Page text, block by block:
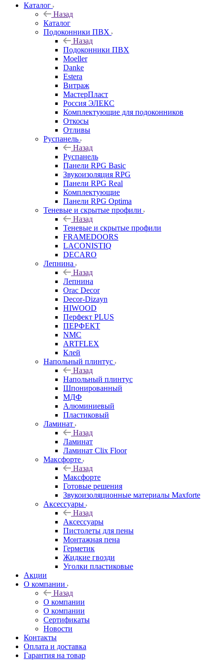
Каталог
Назад
Каталог
Подоконники ПВХ
Назад
Подоконники ПВХ
Moeller
Danke
Estera
Витраж
МастерПласт
Россия ЭЛЕКС
Комплектующие для подоконников
Откосы
Отливы
Руспанель
Назад
Руспанель
Панели RPG Basic
Звукоизоляция RPG
Панели RPG Real
Комплектующие
Панели RPG Optima
Теневые и скрытые профили
Назад
Теневые и скрытые профили
FRAMEDOORS
LACONISTIQ
DECARO
Лепнина
Назад
Лепнина
Orac Decor
Decor-Dizayn
HIWOOD
Перфект PLUS
ПЕРФЕКТ
NMC
ARTFLEX
Клей
Напольный плинтус
Назад
Напольный плинтус
Шпонированный
МДФ
Алюминиевый
Пластиковый
Ламинат
Назад
Ламинат
Ламинат Clix Floor
Максфорте
Назад
Максфорте
Готовые решения
Звукоизоляционные материалы Maxforte
Аксессуары
Назад
Аксессуары
Пистолеты для пены
Монтажная пена
Герметик
Жидкие гвозди
Уголки пластиковые
Акции
О компании
Назад
О компании
О компании
Сертификаты
Новости
Контакты
Оплата и доставка
Гарантия на товар